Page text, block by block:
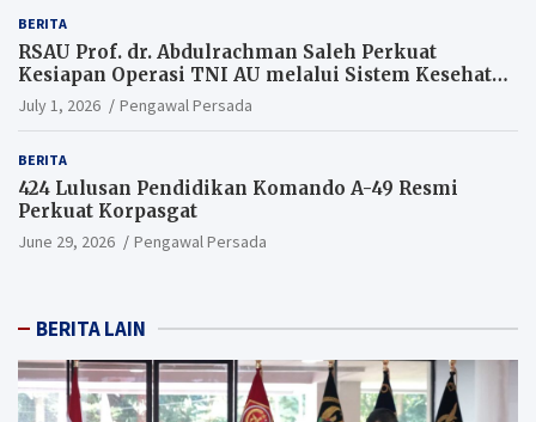
BERITA
RSAU Prof. dr. Abdulrachman Saleh Perkuat
Kesiapan Operasi TNI AU melalui Sistem Kesehatan
Andal
July 1, 2026 Pengawal Persada
BERITA
424 Lulusan Pendidikan Komando A-49 Resmi
Perkuat Korpasgat
June 29, 2026 Pengawal Persada
BERITA LAIN